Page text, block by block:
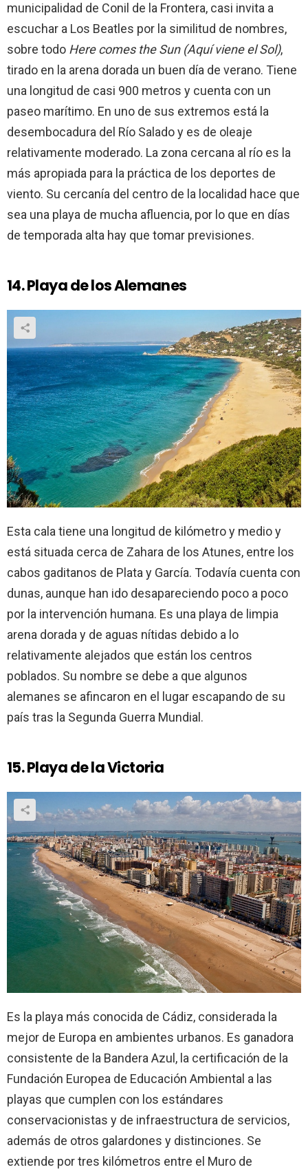
municipalidad de Conil de la Frontera, casi invita a
escuchar a Los Beatles por la similitud de nombres,
sobre todo Here comes the Sun (Aquí viene el Sol),
tirado en la arena dorada un buen día de verano. Tiene
una longitud de casi 900 metros y cuenta con un
paseo marítimo. En uno de sus extremos está la
desembocadura del Río Salado y es de oleaje
relativamente moderado. La zona cercana al río es la
más apropiada para la práctica de los deportes de
viento. Su cercanía del centro de la localidad hace que
sea una playa de mucha afluencia, por lo que en días
de temporada alta hay que tomar previsiones.
14. Playa de los Alemanes
Esta cala tiene una longitud de kilómetro y medio y
está situada cerca de Zahara de los Atunes, entre los
cabos gaditanos de Plata y García. Todavía cuenta con
dunas, aunque han ido desapareciendo poco a poco
por la intervención humana. Es una playa de limpia
arena dorada y de aguas nítidas debido a lo
relativamente alejados que están los centros
poblados. Su nombre se debe a que algunos
alemanes se afincaron en el lugar escapando de su
país tras la Segunda Guerra Mundial.
15. Playa de la Victoria
Es la playa más conocida de Cádiz, considerada la
mejor de Europa en ambientes urbanos. Es ganadora
consistente de la Bandera Azul, la certificación de la
Fundación Europea de Educación Ambiental a las
playas que cumplen con los estándares
conservacionistas y de infraestructura de servicios,
además de otros galardones y distinciones. Se
extiende por tres kilómetros entre el Muro de